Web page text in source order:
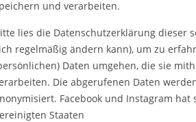
und verarbeiten.
lies die Datenschutzerklärung dieser
regelmäßig ändern kann), um zu
Daten umgehen, die sie
Die abgerufenen Daten
Facebook und Instagram hat
Staaten